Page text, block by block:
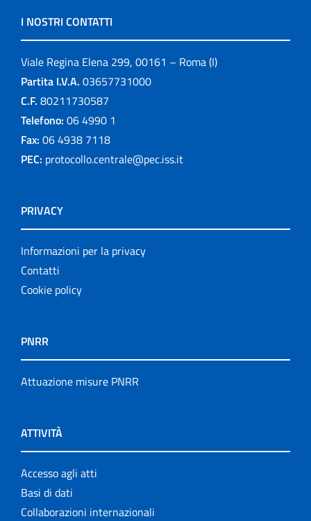
I NOSTRI CONTATTI
Viale Regina Elena 299, 00161 – Roma (I)
Partita I.V.A. 03657731000
C.F. 80211730587
Telefono: 06 4990 1
Fax: 06 4938 7118
PEC: protocollo.centrale@pec.iss.it
PRIVACY
Informazioni per la privacy
Contatti
Cookie policy
PNRR
Attuazione misure PNRR
ATTIVITÀ
Accesso agli atti
Basi di dati
Collaborazioni internazionali